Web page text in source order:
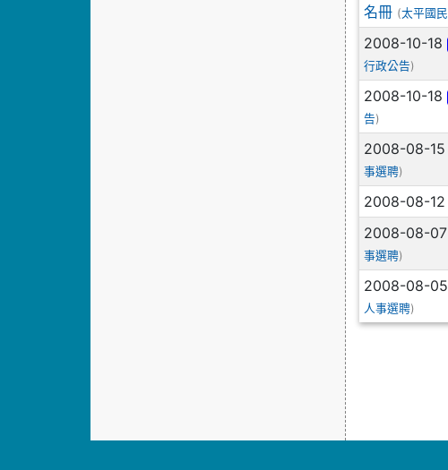
名冊 (太平國
2008-10-18
行政公告)
2008-10-18
告)
2008-08-
事選聘)
2008-08-
2008-08-
事選聘)
2008-08-
人事選聘)